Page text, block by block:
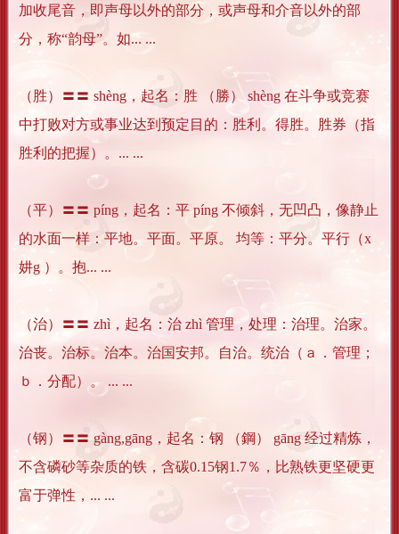
加收尾音，即声母以外的部分，或声母和介音以外的部
分，称“韵母”。如... ...
（胜）〓〓 shèng，起名：胜 （勝） shèng 在斗争或竞赛
中打败对方或事业达到预定目的：胜利。得胜。胜券（指
胜利的把握）。... ...
（平）〓〓 píng，起名：平 píng 不倾斜，无凹凸，像静止
的水面一样：平地。平面。平原。 均等：平分。平行（x
妌g ）。抱... ...
（治）〓〓 zhì，起名：治 zhì 管理，处理：治理。治家。
治丧。治标。治本。治国安邦。自治。统治（ａ．管理；
ｂ．分配）。 ... ...
（钢）〓〓 gàng,gāng，起名：钢 （鋼） gāng 经过精炼，
不含磷砂等杂质的铁，含碳0.15钢1.7％，比熟铁更坚硬更
富于弹性，... ...